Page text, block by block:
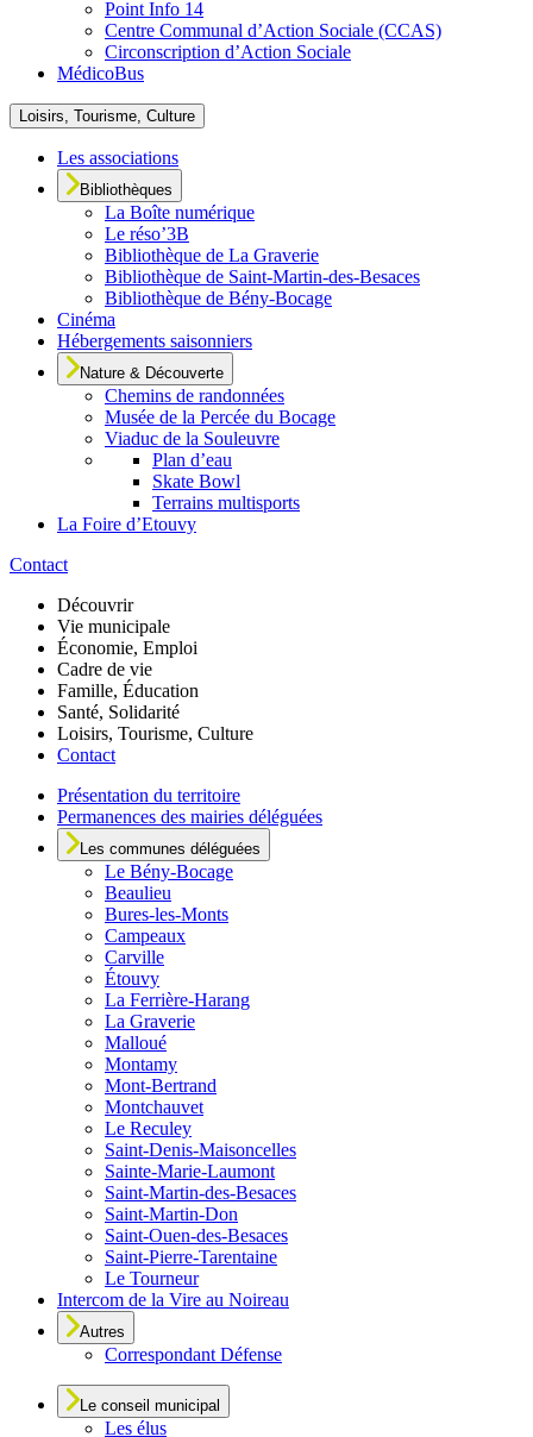
Point Info 14
Centre Communal d’Action Sociale (CCAS)
Circonscription d’Action Sociale
MédicoBus
Loisirs, Tourisme, Culture
Les associations
Bibliothèques
La Boîte numérique
Le réso’3B
Bibliothèque de La Graverie
Bibliothèque de Saint-Martin-des-Besaces
Bibliothèque de Bény-Bocage
Cinéma
Hébergements saisonniers
Nature & Découverte
Chemins de randonnées
Musée de la Percée du Bocage
Viaduc de la Souleuvre
Plan d’eau
Skate Bowl
Terrains multisports
La Foire d’Etouvy
Contact
Découvrir
Vie municipale
Économie, Emploi
Cadre de vie
Famille, Éducation
Santé, Solidarité
Loisirs, Tourisme, Culture
Contact
Présentation du territoire
Permanences des mairies déléguées
Les communes déléguées
Le Bény-Bocage
Beaulieu
Bures-les-Monts
Campeaux
Carville
Étouvy
La Ferrière-Harang
La Graverie
Malloué
Montamy
Mont-Bertrand
Montchauvet
Le Reculey
Saint-Denis-Maisoncelles
Sainte-Marie-Laumont
Saint-Martin-des-Besaces
Saint-Martin-Don
Saint-Ouen-des-Besaces
Saint-Pierre-Tarentaine
Le Tourneur
Intercom de la Vire au Noireau
Autres
Correspondant Défense
Le conseil municipal
Les élus